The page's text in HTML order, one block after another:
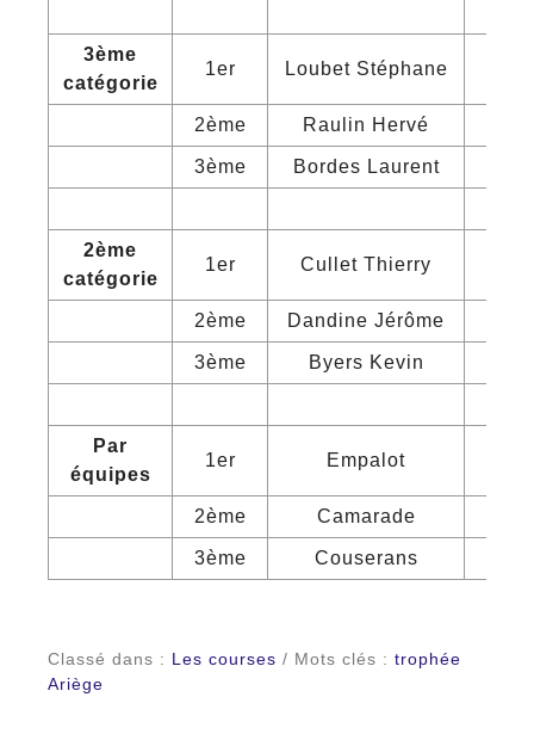
3ème
catégorie
1er Loubet Stéphane
2ème Raulin Hervé
3ème Bordes Laurent
2ème
catégorie
1er Cullet Thierry
2ème Dandine Jérôme
3ème Byers Kevin
Par
équipes
1er Empalot
2ème Camarade
3ème Couserans
Classé dans : Les courses / Mots clés : trophée
Ariège